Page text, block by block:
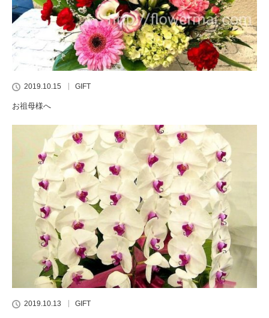
2019.10.15 GIFT
お祖母様へ
2019.10.13 GIFT